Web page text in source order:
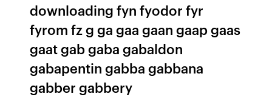
downloading fyn fyodor fyr
fyrom fz g ga gaa gaan gaap gaas
gaat gab gaba gabaldon
gabapentin gabba gabbana
gabber gabbery